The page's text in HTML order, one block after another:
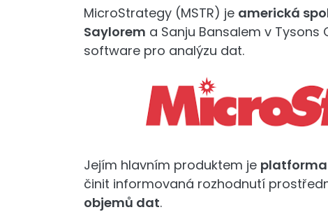
MicroStrategy (MSTR) je americká
Saylorem a Sanju Bansalem v Tysons
software pro analýzu dat.
Jejím hlavním produktem je platforma
činit informovaná rozhodnutí
objemů dat.